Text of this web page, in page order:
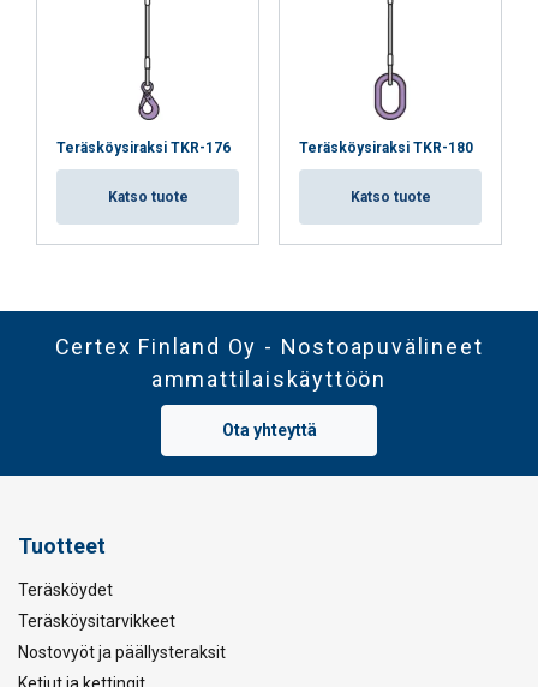
Teräsköysiraksi TKR-176
Katso tuote
Teräsköysiraksi TKR-180
Katso tuote
Certex Finland Oy - Nostoapuvälineet
ammattilaiskäyttöön
Ota yhteyttä
Tuotteet
Teräsköydet
Teräsköysitarvikkeet
Nostovyöt ja päällysteraksit